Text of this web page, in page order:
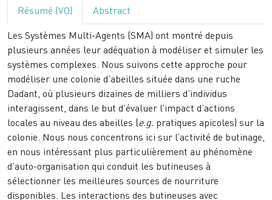
Résumé (VO) Abstract
Les Systèmes Multi-Agents (SMA) ont montré depuis
plusieurs années leur adéquation à modéliser et simuler les
systèmes complexes. Nous suivons cette approche pour
modéliser une colonie d’abeilles située dans une ruche
Dadant, où plusieurs dizaines de milliers d’individus
interagissent, dans le but d’évaluer l’impact d’actions
locales au niveau des abeilles (e.g. pratiques apicoles) sur la
colonie. Nous nous concentrons ici sur l’activité de butinage,
en nous intéressant plus particulièrement au phénomène
d’auto-organisation qui conduit les butineuses à
sélectionner les meilleures sources de nourriture
disponibles. Les interactions des butineuses avec